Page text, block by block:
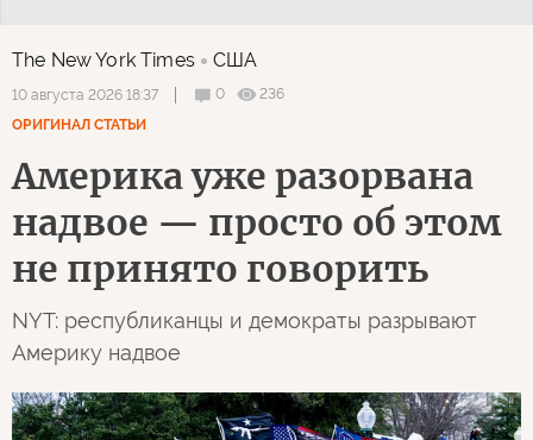
The New York Times США
10 августа 2026 18:37 0
236
ОРИГИНАЛ СТАТЬИ
Америка уже разорвана
надвое — просто об этом
не принято говорить
NYT: республиканцы и демократы разрывают
Америку надвое